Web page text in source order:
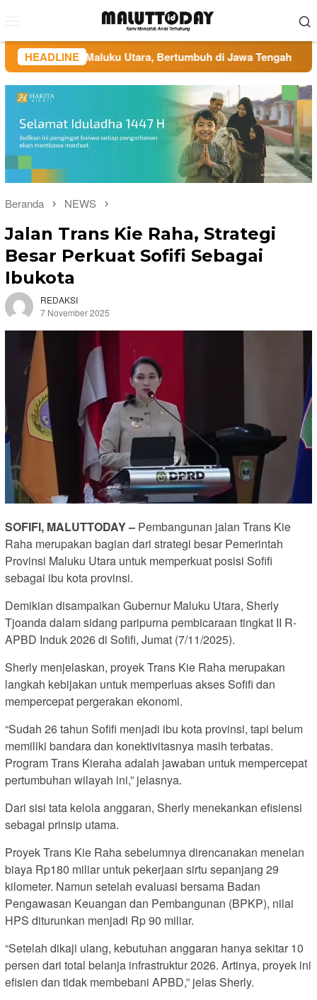
kontenMobile
HEADLINE
di Maluku Utara, Bertumbuh di Jawa Tengah
Beranda NEWS
Jalan Trans Kie Raha, Strategi
Besar Perkuat Sofifi Sebagai
Ibukota
REDAKSI
7 November 2025
SOFIFI, MALUTTODAY – Pembangunan jalan Trans Kie
Raha merupakan bagian dari strategi besar Pemerintah
Provinsi Maluku Utara untuk memperkuat posisi Sofifi
sebagai ibu kota provinsi.
Demikian disampaikan Gubernur Maluku Utara, Sherly
Tjoanda dalam sidang paripurna pembicaraan tingkat II R-
APBD Induk 2026 di Sofifi, Jumat (7/11/2025).
Sherly menjelaskan, proyek Trans Kie Raha merupakan
langkah kebijakan untuk memperluas akses Sofifi dan
mempercepat pergerakan ekonomi.
“Sudah 26 tahun Sofifi menjadi ibu kota provinsi, tapi belum
memiliki bandara dan konektivitasnya masih terbatas.
Program Trans Kieraha adalah jawaban untuk mempercepat
pertumbuhan wilayah ini,” jelasnya.
Dari sisi tata kelola anggaran, Sherly menekankan efisiensi
sebagai prinsip utama.
Proyek Trans Kie Raha sebelumnya direncanakan menelan
biaya Rp180 miliar untuk pekerjaan sirtu sepanjang 29
kilometer. Namun setelah evaluasi bersama Badan
Pengawasan Keuangan dan Pembangunan (BPKP), nilai
HPS diturunkan menjadi Rp 90 miliar.
“Setelah dikaji ulang, kebutuhan anggaran hanya sekitar 10
persen dari total belanja infrastruktur 2026. Artinya, proyek ini
efisien dan tidak membebani APBD,” jelas Sherly.